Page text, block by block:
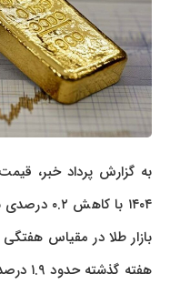
بازار طلا در مقیاس
هفته گذشته حدود ۱.۹ درصد رشد ثبت کرده است.